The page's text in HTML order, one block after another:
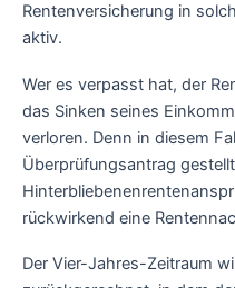
Rentenversicherung in
aktiv.
Wer es verpasst hat, der
das Sinken seines
verloren. Denn in diesem
Überprüfungsantrag
rückwirkend eine
Der Vier-Jahres-Zeitraum